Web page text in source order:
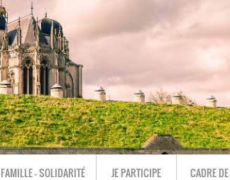
FAMILLE - SOLIDARITÉ JE PARTICIPE CADRE